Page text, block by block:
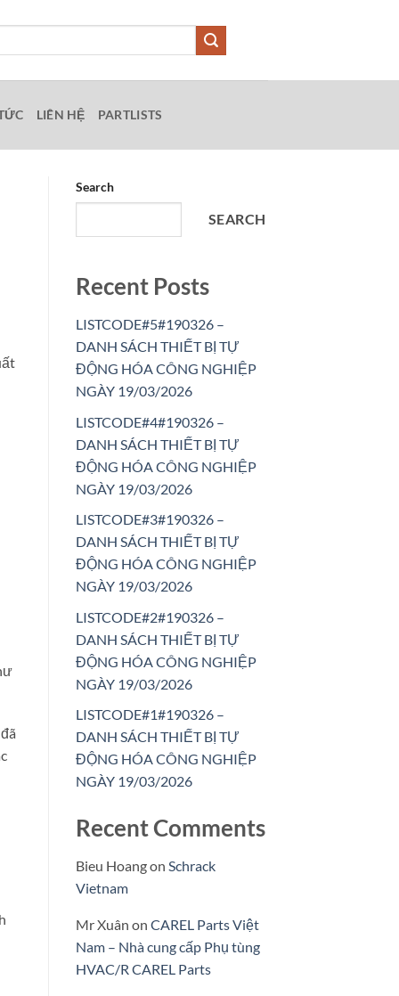
LIÊN HỆ PARTLISTS
Search
SEARCH
Recent Posts
LISTCODE#5#190326 –
DANH SÁCH THIẾT BỊ TỰ
ĐỘNG HÓA CÔNG NGHIỆP
NGÀY 19/03/2026
LISTCODE#4#190326 –
DANH SÁCH THIẾT BỊ TỰ
ĐỘNG HÓA CÔNG NGHIỆP
NGÀY 19/03/2026
LISTCODE#3#190326 –
DANH SÁCH THIẾT BỊ TỰ
ĐỘNG HÓA CÔNG NGHIỆP
NGÀY 19/03/2026
LISTCODE#2#190326 –
DANH SÁCH THIẾT BỊ TỰ
ĐỘNG HÓA CÔNG NGHIỆP
NGÀY 19/03/2026
LISTCODE#1#190326 –
DANH SÁCH THIẾT BỊ TỰ
ĐỘNG HÓA CÔNG NGHIỆP
NGÀY 19/03/2026
Recent Comments
Bieu Hoangon Schrack
Vietnam
Mr Xuân on CAREL Parts Việt
Nam – Nhà cung cấp Phụ tùng
HVAC/R CAREL Parts